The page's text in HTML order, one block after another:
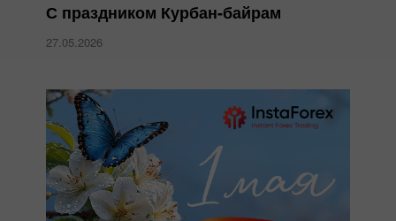
С праздником Курбан-байрам
27.05.2026